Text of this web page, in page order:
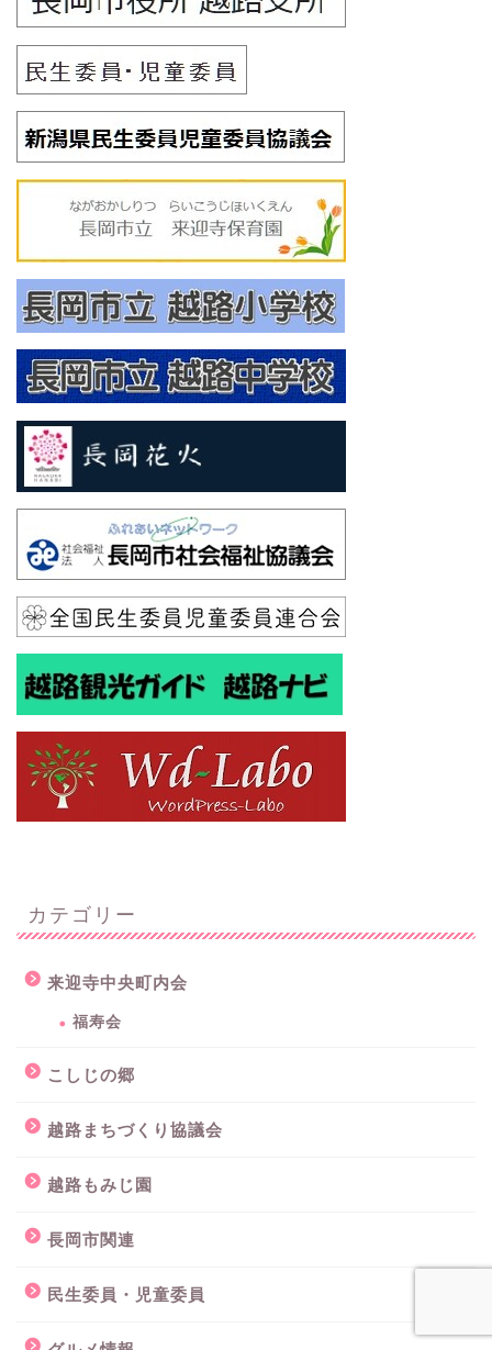
カテゴリー
来迎寺中央町内会
福寿会
こしじの郷
越路まちづくり協議会
越路もみじ園
長岡市関連
民生委員・児童委員